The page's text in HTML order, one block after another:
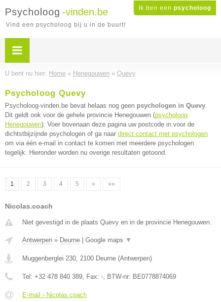
Ik ben een psycholoog
Psycholoog -vinden.be
Vind een psycholoog bij u in de buurt!
U bent nu hier: Home » Henegouwen » Quevy
Psycholoog Quevy
Psycholoog-vinden.be bevat helaas nog geen psychologen in Quevy.
Dit geldt ook voor de gehele provincie Henegouwen (psycholoog
Henegouwen). Voer bovenaan deze pagina uw postcode in voor de
dichtstbijzijnde psychologen of ga naar direct contact met psychologen
om via één e-mail in contact te komen met meerdere psychologen
tegelijk. Hieronder worden nu overige resultaten getoond.
1 2 3 4 5 » »»
Nicolas.coach
Niet gevestigd in de plaats Quevy en in de provincie Henegouwen.
Antwerpen » Deurne Google maps ▼
Muggenberglei 230, 2100 Deurne (Antwerpen)
Tel: +32 478 840 389, Fax: -, BTW-nr: BE0778874069
E-mail › Nicolas.coach